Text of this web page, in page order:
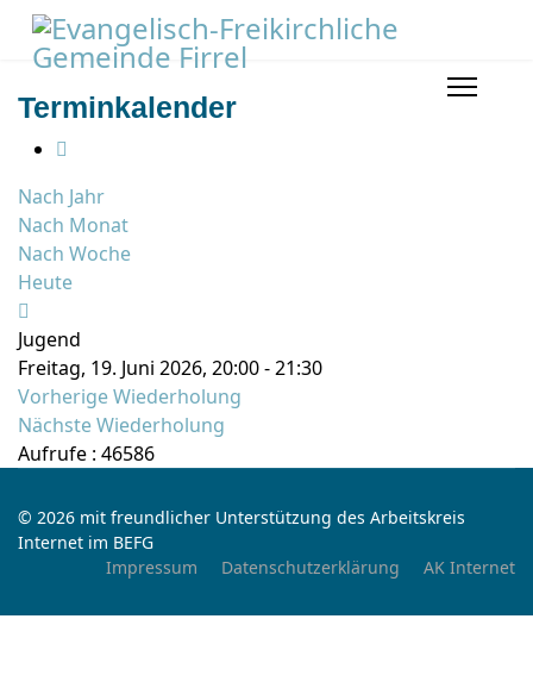
Terminkalender
Nach Jahr
Nach Monat
Nach Woche
Heute
Jugend
Freitag, 19. Juni 2026, 20:00 - 21:30
Vorherige Wiederholung
Nächste Wiederholung
Aufrufe : 46586
© 2026 mit freundlicher Unterstützung des Arbeitskreis
Internet im BEFG
Impressum
Datenschutzerklärung AK Internet